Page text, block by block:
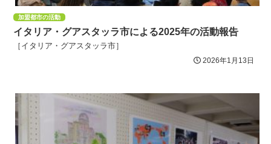
加盟都市の活動
イタリア・グアスタッラ市による2025年の活動報告
［イタリア・グアスタッラ市］
2026年1月13日